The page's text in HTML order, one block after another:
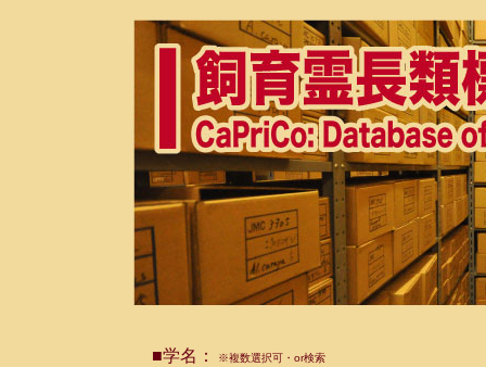
■学名： ※複数選択可・or検索